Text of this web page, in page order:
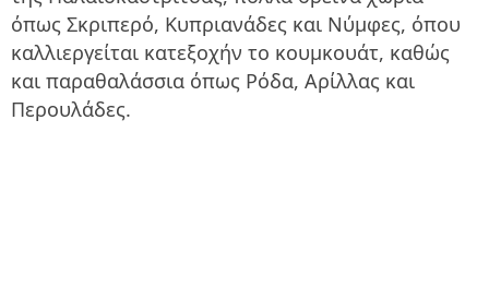
όπως Σκριπερό, Κυπριανάδες και Νύμφες, όπου
καλλιεργείται κατεξοχήν το κουμκουάτ, καθώς
και παραθαλάσσια όπως Ρόδα, Αρίλλας και
Περουλάδες.